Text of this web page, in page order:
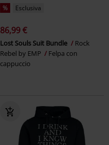
% Esclusiva
86,99 €
Lost Souls Suit Bundle
Rock
Rebel by EMP
Felpa con
cappuccio